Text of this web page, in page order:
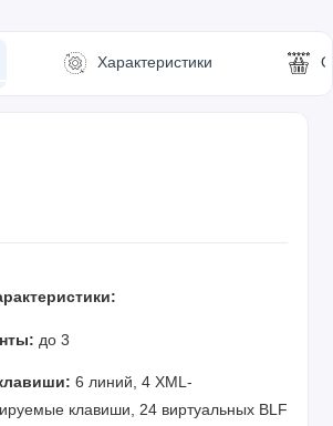
Характеристики
до 3
6 линий, 4 XML-
клавиши, 24 виртуальных BLF